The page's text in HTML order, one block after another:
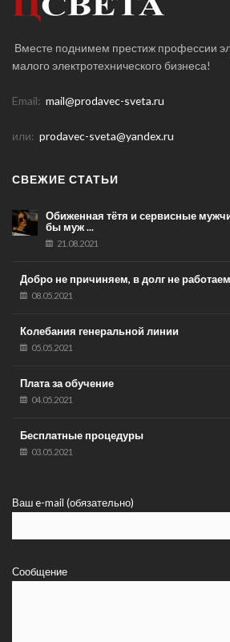
Вместе поднимем престиж профессии
малого электротехнического бизнеса!
Email: mail@prodavec-sveta.ru
или: prodavec-sveta@yandex.ru
СВЕЖИЕ СТАТЬИ
Обиженная тётя и сервисные
бы муж ...
21.08.2021
Добро не причиняем, в долг не работаем
08.05.2021
Колебания генеральной линии
05.05.2021
Плата за обучение
04.05.2021
Бесплатные процедуры
03.05.2021
Ваш e-mail (обязательно)
Сообщение